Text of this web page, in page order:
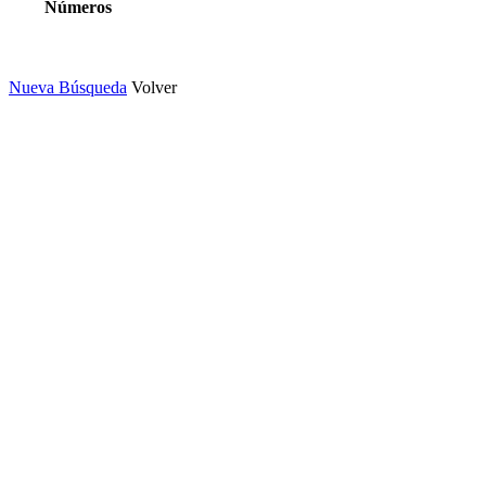
Números
Nueva Búsqueda Volver